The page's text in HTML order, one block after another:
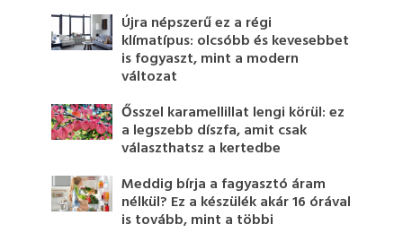
Újra népszerű ez a régi
klímatípus: olcsóbb és kevesebbet
is fogyaszt, mint a modern
változat
Ősszel karamellillat lengi körül: ez
a legszebb díszfa, amit csak
választhatsz a kertedbe
Meddig bírja a fagyasztó áram
nélkül? Ez a készülék akár 16 órával
is tovább, mint a többi